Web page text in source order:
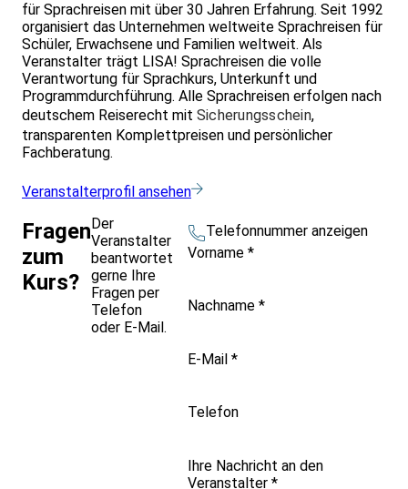
für Sprachreisen mit über 30 Jahren Erfahrung. Seit 1992
organisiert das Unternehmen weltweite Sprachreisen für
Schüler, Erwachsene und Familien weltweit. Als
Veranstalter trägt LISA! Sprachreisen die volle
Verantwortung für Sprachkurs, Unterkunft und
Programmdurchführung. Alle Sprachreisen erfolgen nach
deutschem Reiserecht mit Sicherungsschein,
transparenten Komplettpreisen und persönlicher
Fachberatung.
Veranstalterprofil ansehen
Fragen
zum
Kurs?
Der
Veranstalter
beantwortet
gerne Ihre
Fragen per
Telefon
oder E-Mail.
Telefonnummer anzeigen
Vorname *
Nachname *
E-Mail *
Telefon
Ihre Nachricht an den
Veranstalter *